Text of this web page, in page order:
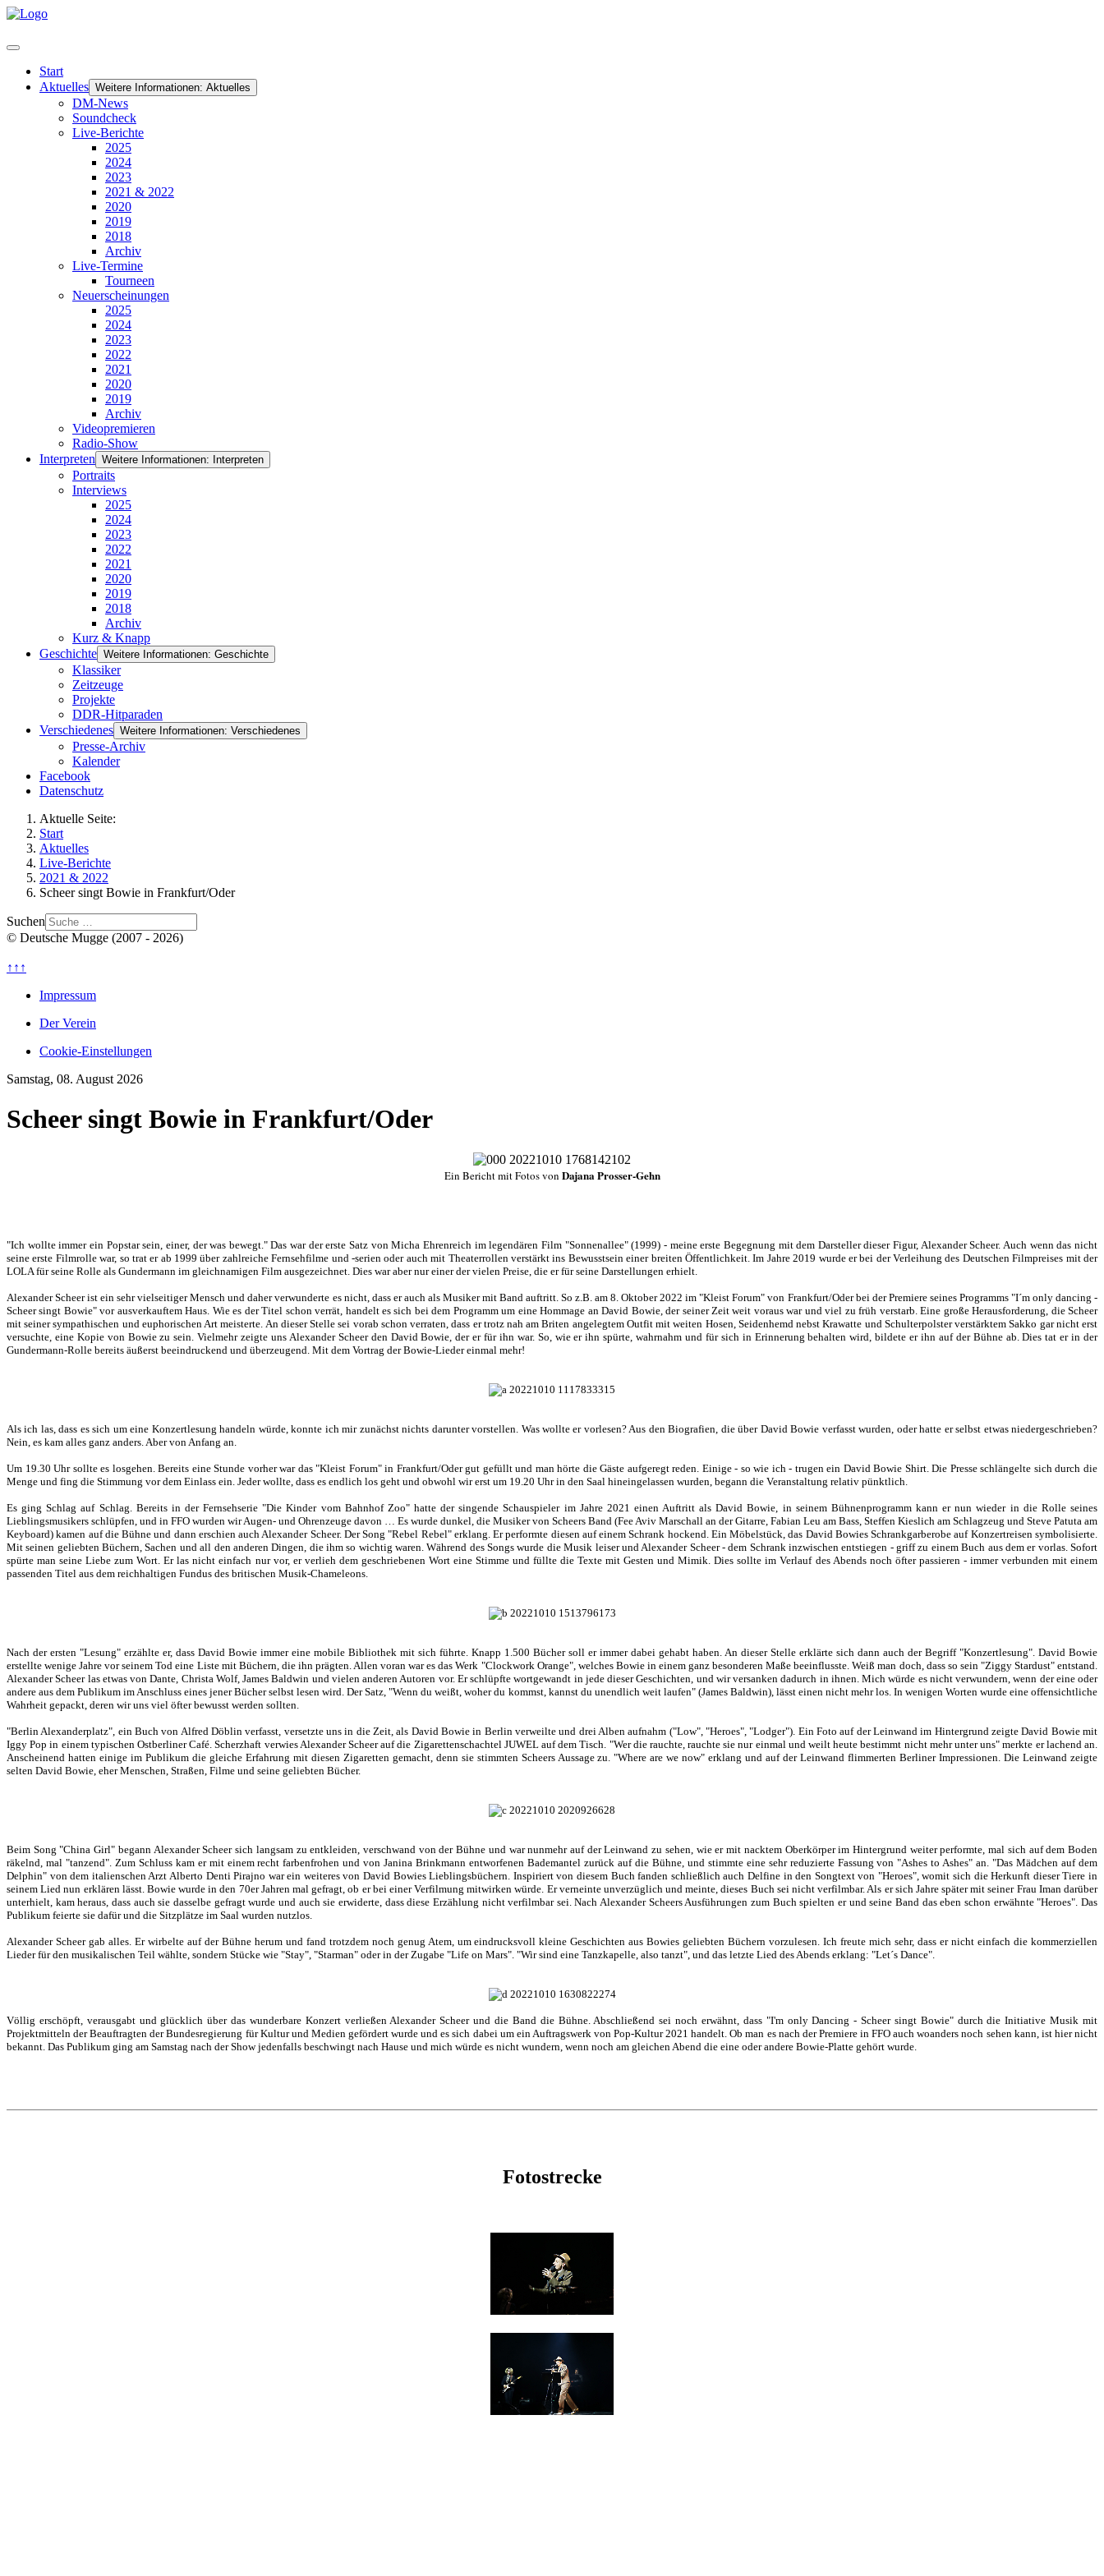
Start
Aktuelles Weitere Informationen: Aktuelles
DM-News
Soundcheck
Live-Berichte
2025
2024
2023
2021 & 2022
2020
2019
2018
Archiv
Live-Termine
Tourneen
Neuerscheinungen
2025
2024
2023
2022
2021
2020
2019
Archiv
Videopremieren
Radio-Show
Interpreten Weitere Informationen: Interpreten
Portraits
Interviews
2025
2024
2023
2022
2021
2020
2019
2018
Archiv
Kurz & Knapp
Geschichte Weitere Informationen: Geschichte
Klassiker
Zeitzeuge
Projekte
DDR-Hitparaden
Verschiedenes Weitere Informationen: Verschiedenes
Presse-Archiv
Kalender
Facebook
Datenschutz
Aktuelle Seite:
Start
Aktuelles
Live-Berichte
2021 & 2022
Scheer singt Bowie in Frankfurt/Oder
Suchen
© Deutsche Mugge (2007 - 2026)
↑↑↑
Impressum
Der Verein
Cookie-Einstellungen
Samstag, 08. August 2026
Scheer singt Bowie in Frankfurt/Oder
Ein Bericht mit Fotos von Dajana Prosser-Gehn
"Ich wollte immer ein Popstar sein, einer, der was bewegt." Das war der erste Satz von Micha Ehrenreich im legendären Film "Sonnenallee" (1999) - meine erste Begegnung mit dem Darsteller dieser Figur, Alexander Scheer. Auch wenn das nicht
seine erste Filmrolle war, so trat er ab 1999 über zahlreiche Fernsehfilme und -serien oder auch mit Theaterrollen verstärkt ins Bewusstsein einer breiten Öffentlichkeit. Im Jahre 2019 wurde er bei der Verleihung des Deutschen Filmpreises mit der
LOLA für seine Rolle als Gundermann im gleichnamigen Film ausgezeichnet. Dies war aber nur einer der vielen Preise, die er für seine Darstellungen erhielt.
Alexander Scheer ist ein sehr vielseitiger Mensch und daher verwunderte es nicht, dass er auch als Musiker mit Band auftritt. So z.B. am 8. Oktober 2022 im "Kleist Forum" von Frankfurt/Oder bei der Premiere seines Programms "I´m only dancing -
Scheer singt Bowie" vor ausverkauftem Haus. Wie es der Titel schon verrät, handelt es sich bei dem Programm um eine Hommage an David Bowie, der seiner Zeit weit voraus war und viel zu früh verstarb. Eine große Herausforderung, die Scheer
mit seiner sympathischen und euphorischen Art meisterte. An dieser Stelle sei vorab schon verraten, dass er trotz nah am Briten angelegtem Outfit mit weiten Hosen, Seidenhemd nebst Krawatte und Schulterpolster verstärktem Sakko gar nicht erst
versuchte, eine Kopie von Bowie zu sein. Vielmehr zeigte uns Alexander Scheer den David Bowie, der er für ihn war. So, wie er ihn spürte, wahrnahm und für sich in Erinnerung behalten wird, bildete er ihn auf der Bühne ab. Dies tat er in der
Gundermann-Rolle bereits äußerst beeindruckend und überzeugend. Mit dem Vortrag der Bowie-Lieder einmal mehr!
Als ich las, dass es sich um eine Konzertlesung handeln würde, konnte ich mir zunächst nichts darunter vorstellen. Was wollte er vorlesen? Aus den Biografien, die über David Bowie verfasst wurden, oder hatte er selbst etwas niedergeschrieben?
Nein, es kam alles ganz anders. Aber von Anfang an.
Um 19.30 Uhr sollte es losgehen. Bereits eine Stunde vorher war das "Kleist Forum" in Frankfurt/Oder gut gefüllt und man hörte die Gäste aufgeregt reden. Einige - so wie ich - trugen ein David Bowie Shirt. Die Presse schlängelte sich durch die
Menge und fing die Stimmung vor dem Einlass ein. Jeder wollte, dass es endlich los geht und obwohl wir erst um 19.20 Uhr in den Saal hineingelassen wurden, begann die Veranstaltung relativ pünktlich.
Es ging Schlag auf Schlag. Bereits in der Fernsehserie "Die Kinder vom Bahnhof Zoo" hatte der singende Schauspieler im Jahre 2021 einen Auftritt als David Bowie, in seinem Bühnenprogramm kann er nun wieder in die Rolle seines
Lieblingsmusikers schlüpfen, und in FFO wurden wir Augen- und Ohrenzeuge davon … Es wurde dunkel, die Musiker von Scheers Band (Fee Aviv Marschall an der Gitarre, Fabian Leu am Bass, Steffen Kieslich am Schlagzeug und Steve Patuta am
Keyboard) kamen auf die Bühne und dann erschien auch Alexander Scheer. Der Song "Rebel Rebel" erklang. Er performte diesen auf einem Schrank hockend. Ein Möbelstück, das David Bowies Schrankgarberobe auf Konzertreisen symbolisierte.
Mit seinen geliebten Büchern, Sachen und all den anderen Dingen, die ihm so wichtig waren. Während des Songs wurde die Musik leiser und Alexander Scheer - dem Schrank inzwischen entstiegen - griff zu einem Buch aus dem er vorlas. Sofort
spürte man seine Liebe zum Wort. Er las nicht einfach nur vor, er verlieh dem geschriebenen Wort eine Stimme und füllte die Texte mit Gesten und Mimik. Dies sollte im Verlauf des Abends noch öfter passieren - immer verbunden mit einem
passenden Titel aus dem reichhaltigen Fundus des britischen Musik-Chameleons.
Nach der ersten "Lesung" erzählte er, dass David Bowie immer eine mobile Bibliothek mit sich führte. Knapp 1.500 Bücher soll er immer dabei gehabt haben. An dieser Stelle erklärte sich dann auch der Begriff "Konzertlesung". David Bowie
erstellte wenige Jahre vor seinem Tod eine Liste mit Büchern, die ihn prägten. Allen voran war es das Werk "Clockwork Orange", welches Bowie in einem ganz besonderen Maße beeinflusste. Weiß man doch, dass so sein "Ziggy Stardust" entstand.
Alexander Scheer las etwas von Dante, Christa Wolf, James Baldwin und vielen anderen Autoren vor. Er schlüpfte wortgewandt in jede dieser Geschichten, und wir versanken dadurch in ihnen. Mich würde es nicht verwundern, wenn der eine oder
andere aus dem Publikum im Anschluss eines jener Bücher selbst lesen wird. Der Satz, "Wenn du weißt, woher du kommst, kannst du unendlich weit laufen" (James Baldwin), lässt einen nicht mehr los. In wenigen Worten wurde eine offensichtliche
Wahrheit gepackt, deren wir uns viel öfter bewusst werden sollten.
"Berlin Alexanderplatz", ein Buch von Alfred Döblin verfasst, versetzte uns in die Zeit, als David Bowie in Berlin verweilte und drei Alben aufnahm ("Low", "Heroes", "Lodger"). Ein Foto auf der Leinwand im Hintergrund zeigte David Bowie mit
Iggy Pop in einem typischen Ostberliner Café. Scherzhaft verwies Alexander Scheer auf die Zigarettenschachtel JUWEL auf dem Tisch. "Wer die rauchte, rauchte sie nur einmal und weilt heute bestimmt nicht mehr unter uns" merkte er lachend an.
Anscheinend hatten einige im Publikum die gleiche Erfahrung mit diesen Zigaretten gemacht, denn sie stimmten Scheers Aussage zu. "Where are we now" erklang und auf der Leinwand flimmerten Berliner Impressionen. Die Leinwand zeigte
selten David Bowie, eher Menschen, Straßen, Filme und seine geliebten Bücher.
Beim Song "China Girl" begann Alexander Scheer sich langsam zu entkleiden, verschwand von der Bühne und war nunmehr auf der Leinwand zu sehen, wie er mit nacktem Oberkörper im Hintergrund weiter performte, mal sich auf dem Boden
räkelnd, mal "tanzend". Zum Schluss kam er mit einem recht farbenfrohen und von Janina Brinkmann entworfenen Bademantel zurück auf die Bühne, und stimmte eine sehr reduzierte Fassung von "Ashes to Ashes" an. "Das Mädchen auf dem
Delphin" von dem italienschen Arzt Alberto Denti Pirajno war ein weiteres von David Bowies Lieblingsbüchern. Inspiriert von diesem Buch fanden schließlich auch Delfine in den Songtext von "Heroes", womit sich die Herkunft dieser Tiere in
seinem Lied nun erklären lässt. Bowie wurde in den 70er Jahren mal gefragt, ob er bei einer Verfilmung mitwirken würde. Er verneinte unverzüglich und meinte, dieses Buch sei nicht verfilmbar. Als er sich Jahre später mit seiner Frau Iman darüber
unterhielt, kam heraus, dass auch sie dasselbe gefragt wurde und auch sie erwiderte, dass diese Erzählung nicht verfilmbar sei. Nach Alexander Scheers Ausführungen zum Buch spielten er und seine Band das eben schon erwähnte "Heroes". Das
Publikum feierte sie dafür und die Sitzplätze im Saal wurden nutzlos.
Alexander Scheer gab alles. Er wirbelte auf der Bühne herum und fand trotzdem noch genug Atem, um eindrucksvoll kleine Geschichten aus Bowies geliebten Büchern vorzulesen. Ich freute mich sehr, dass er nicht einfach die kommerziellen
Lieder für den musikalischen Teil wählte, sondern Stücke wie "Stay", "Starman" oder in der Zugabe "Life on Mars". "Wir sind eine Tanzkapelle, also tanzt", und das letzte Lied des Abends erklang: "Let´s Dance".
Völlig erschöpft, verausgabt und glücklich über das wunderbare Konzert verließen Alexander Scheer und die Band die Bühne. Abschließend sei noch erwähnt, dass "I'm only Dancing - Scheer singt Bowie" durch die Initiative Musik mit
Projektmitteln der Beauftragten der Bundesregierung für Kultur und Medien gefördert wurde und es sich dabei um ein Auftragswerk von Pop-Kultur 2021 handelt. Ob man es nach der Premiere in FFO auch woanders noch sehen kann, ist hier nicht
bekannt. Das Publikum ging am Samstag nach der Show jedenfalls beschwingt nach Hause und mich würde es nicht wundern, wenn noch am gleichen Abend die eine oder andere Bowie-Platte gehört wurde.
Fotostrecke